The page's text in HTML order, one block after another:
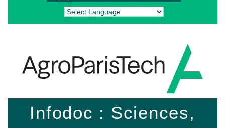
Powered by Translate
Infodoc : Sciences,